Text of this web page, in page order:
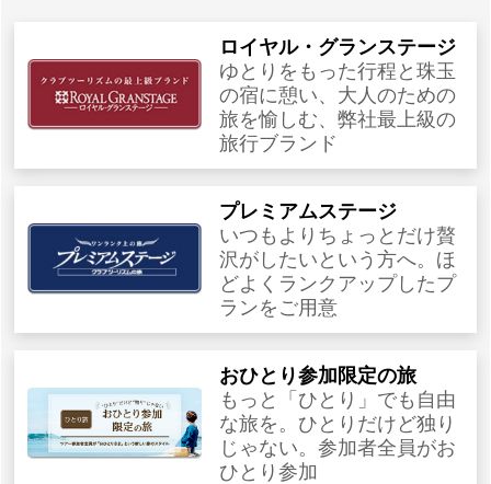
ロイヤル・グランステージ
ゆとりをもった行程と珠玉
の宿に憩い、大人のための
旅を愉しむ、弊社最上級の
旅行ブランド
プレミアムステージ
いつもよりちょっとだけ贅
沢がしたいという方へ。ほ
どよくランクアップしたプ
ランをご用意
おひとり参加限定の旅
もっと「ひとり」でも自由
な旅を。ひとりだけど独り
じゃない。参加者全員がお
ひとり参加